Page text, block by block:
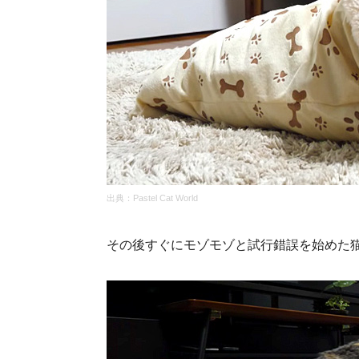
出典： Pastel Cat World
その後すぐにモゾモゾと試行錯誤を始めた